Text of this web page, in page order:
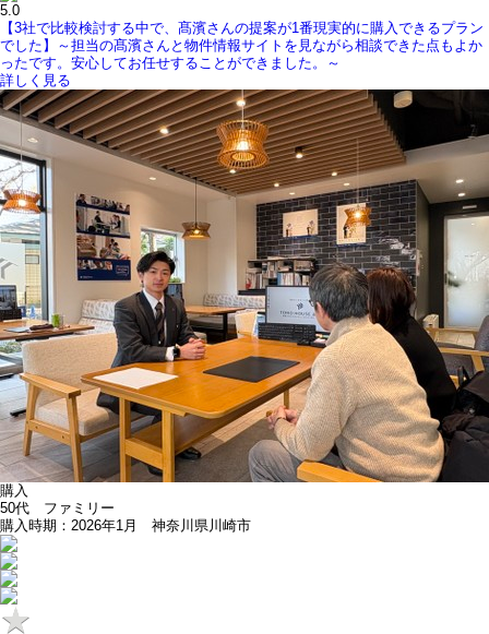
5.0
【3社で比較検討する中で、髙濱さんの提案が1番現実的に購入できるプラン
でした】～担当の髙濱さんと物件情報サイトを見ながら相談できた点もよか
ったです。安心してお任せすることができました。～
詳しく見る
購入
50代 ファミリー
購入時期：2026年1月 神奈川県川崎市